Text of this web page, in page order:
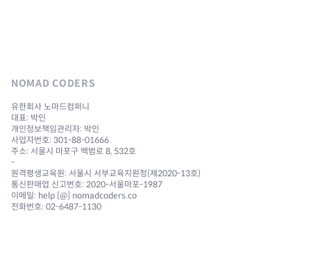
NOMAD CODERS
유한회사 노마드컴퍼니
대표: 박인
개인정보책임관리자: 박인
사업자번호: 301-88-01666
주소: 서울시 마포구 백범로 8, 532호
-
원격평생교육원: 서울시 서부교육지원청(제2020-13호)
통신판매업 신고번호: 2020-서울마포-1987
이메일: help [@] nomadcoders.co
전화번호: 02-6487-1130